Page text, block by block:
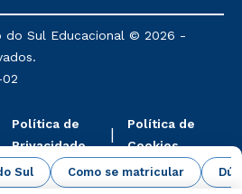
Sul Como se matricular
aos cursos: Ensino
a Docência e Metodologia
Questões Atuais.
do Sul Educacional © 2026 -
Política de
Privacidade
Política de
Cookies